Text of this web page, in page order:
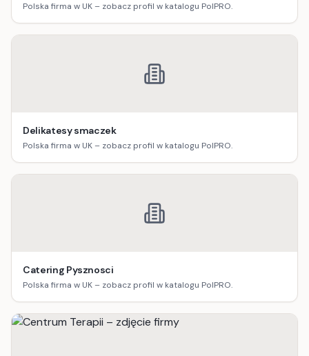
Polska firma w UK – zobacz profil w katalogu PolPRO.
Delikatesy smaczek
Polska firma w UK – zobacz profil w katalogu PolPRO.
Catering Pysznosci
Polska firma w UK – zobacz profil w katalogu PolPRO.